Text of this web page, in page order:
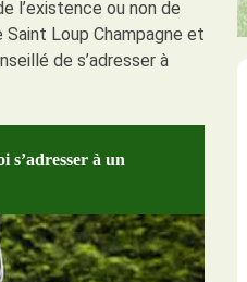
l’existence ou non de
Loup Champagne et
de s’adresser à
s’adresser à un